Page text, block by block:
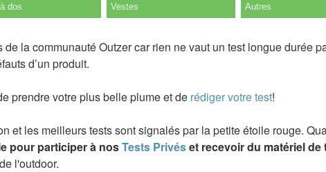
dos Vestes Autres
la communauté Outzer car rien ne vaut un test longue durée
d’un produit.
prendre votre plus belle plume et de rédiger votre test!
et les meilleurs tests sont signalés par la petite étoile rouge.
pour participer à nosTests Privéset recevoir du matériel de
l'outdoor.